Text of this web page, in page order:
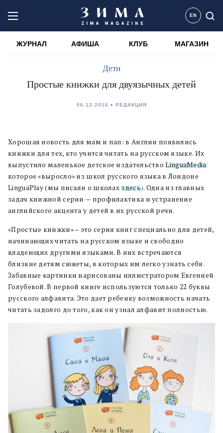
EN
ЖУРНАЛ АФИША КЛУБ МАГАЗИН
Дети
Простые книжки для двуязычных детей
06.12.2016 РЕДАКЦИЯ
Хорошая новость для мам и пап: в Англии появились
книжки для тех, кто учится читать на русском языке. Их
выпустило маленькое детское издательствоLinguaMedia,
которое «выросло» из школ русского языка в Лондоне
LinguaPlay (мы писали о школах здесь). Одна из главных
задач книжной серии — профилактика и устранение
английского акцента у детей в их русской речи.
«Простые книжки» – это серия книг специально для детей,
начинающих читать на русском языке и свободно
владеющих другими языками. В них встречаются
близкие детям сюжеты, в которых им легко узнать себя.
Забавные картинки нарисованы иллюстратором Евгенией
Голубевой.В первой книге используются только 22 буквы
русского алфавита. Это дает ребенку возможность начать
читать задолго до того, как он узнал алфавит полностью.